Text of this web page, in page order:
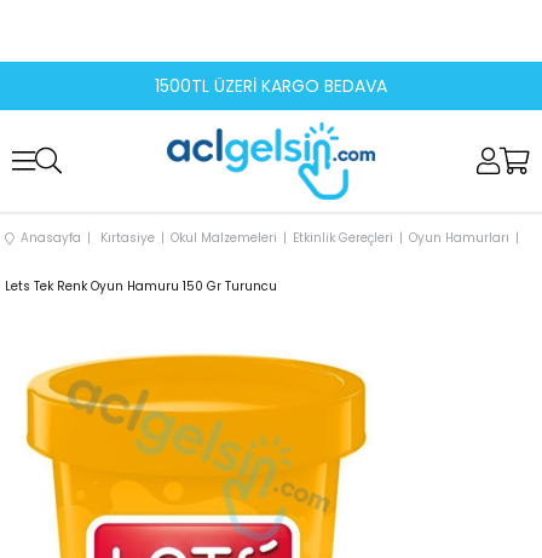
1500TL ÜZERİ KARGO BEDAVA
Anasayfa Kırtasiye Okul Malzemeleri Etkinlik Gereçleri Oyun Hamurları
Lets Tek Renk Oyun Hamuru 150 Gr Turuncu